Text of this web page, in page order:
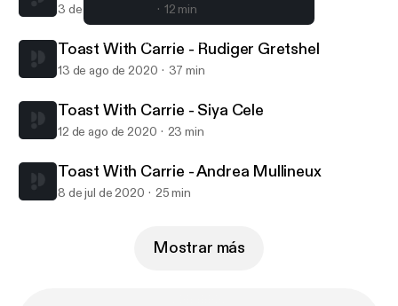
Toast with Carrie Adams
3 de sep de 2020 12 min
Toast With Carrie - Rudiger Gretshel
13 de ago de 2020 37 min
Toast With Carrie - Siya Cele
12 de ago de 2020 23 min
Toast With Carrie - Andrea Mullineux
8 de jul de 2020 25 min
Mostrar más